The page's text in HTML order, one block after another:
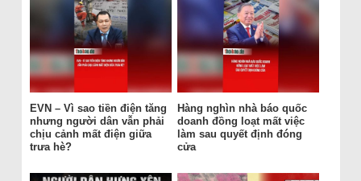
EVN – Vì sao tiền điện tăng
nhưng người dân vẫn phải
chịu cảnh mất điện giữa
trưa hè?
Hàng nghìn nhà báo quốc
doanh đồng loạt mất việc
làm sau quyết định đóng
cửa